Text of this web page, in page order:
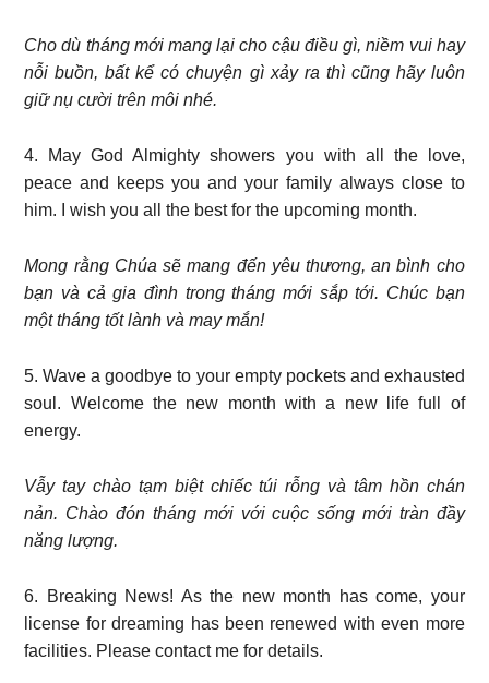
Cho dù tháng mới mang lại cho cậu điều gì, niềm vui hay
nỗi buồn, bất kể có chuyện gì xảy ra thì cũng hãy luôn
giữ nụ cười trên môi nhé.
4. May God Almighty showers you with all the love,
peace and keeps you and your family always close to
him. I wish you all the best for the upcoming month.
Mong rằng Chúa sẽ mang đến yêu thương, an bình cho
bạn và cả gia đình trong tháng mới sắp tới. Chúc bạn
một tháng tốt lành và may mắn!
5. Wave a goodbye to your empty pockets and exhausted
soul. Welcome the new month with a new life full of
energy.
Vẫy tay chào tạm biệt chiếc túi rỗng và tâm hồn chán
nản. Chào đón tháng mới với cuộc sống mới tràn đầy
năng lượng.
6. Breaking News! As the new month has come, your
license for dreaming has been renewed with even more
facilities. Please contact me for details.